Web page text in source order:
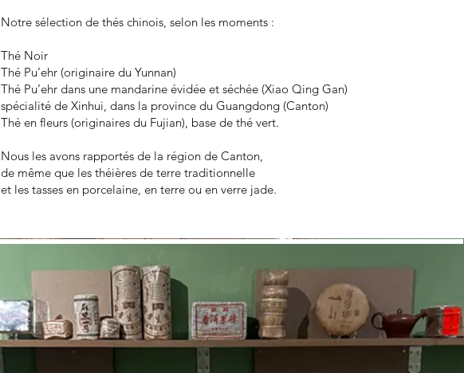
Notre sélection de thés chinois, selon les moments :
Thé Noir
Thé Pu’ehr (originaire du Yunnan)
Thé Pu’ehr dans une mandarine évidée et séchée (Xiao Qing Gan)
spécialité de Xinhui, dans la province du Guangdong (Canton)
Thé en fleurs (originaires du Fujian), base de thé vert.
Nous les avons rapportés de la région de Canton,
de même que les théières de terre traditionnelle
et les tasses en porcelaine, en terre ou en verre jade.